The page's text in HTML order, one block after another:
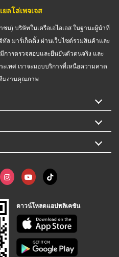
ลโล่เพจเจส
น) บริษัทในเครือเอไอเอส ในฐานะผู้นำที่
มาร์เก็ตติ้ง ผ่านเว็บไซต์รวมสินค้าและ
การตรวจสอบและยืนยันตัวตนจริง และ
ทศ เราจะมอบบริการที่เหนือความคาด
มงานคุณภาพ
ดาวน์โหลดแอปพลิเคชัน